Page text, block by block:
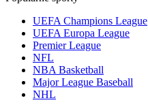
UEFA Champions League
UEFA Europa League
Premier League
NFL
NBA Basketball
Major League Baseball
NHL